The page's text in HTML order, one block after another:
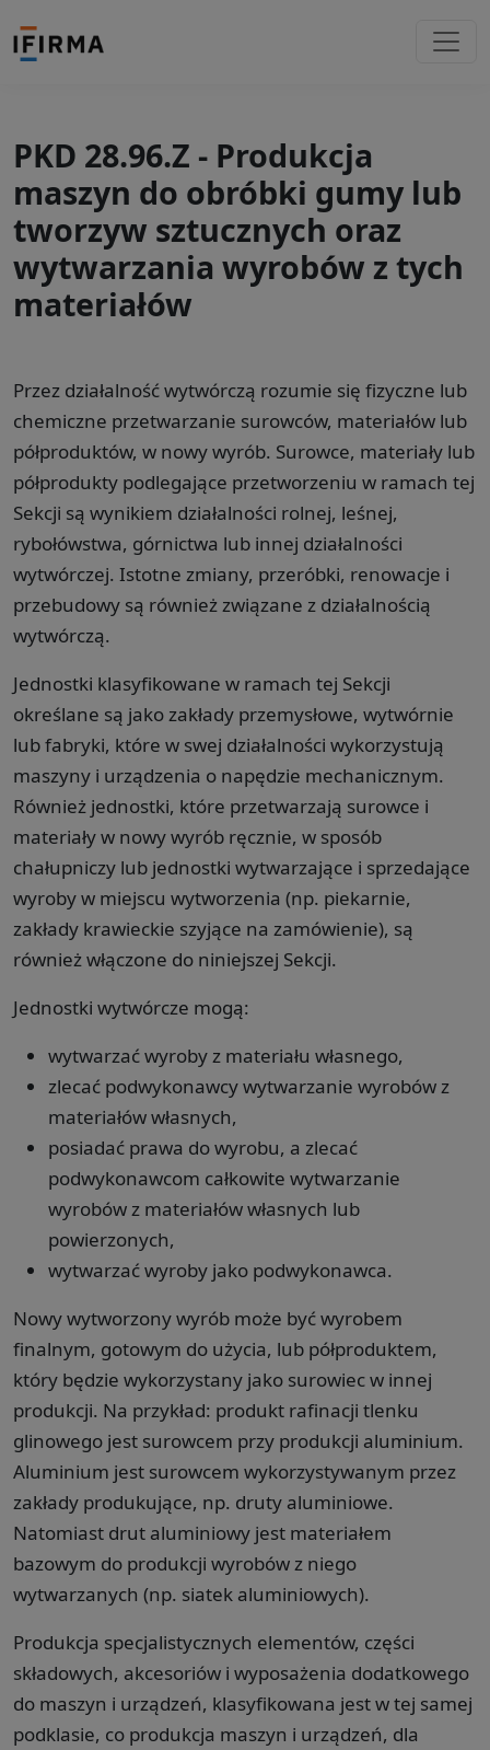
PKD 28.96.Z - Produkcja
maszyn do obróbki gumy lub
tworzyw sztucznych oraz
wytwarzania wyrobów z tych
materiałów
Przez działalność wytwórczą rozumie się fizyczne lub
chemiczne przetwarzanie surowców, materiałów lub
półproduktów, w nowy wyrób. Surowce, materiały lub
półprodukty podlegające przetworzeniu w ramach tej
Sekcji są wynikiem działalności rolnej, leśnej,
rybołówstwa, górnictwa lub innej działalności
wytwórczej. Istotne zmiany, przeróbki, renowacje i
przebudowy są również związane z działalnością
wytwórczą.
Jednostki klasyfikowane w ramach tej Sekcji
określane są jako zakłady przemysłowe, wytwórnie
lub fabryki, które w swej działalności wykorzystują
maszyny i urządzenia o napędzie mechanicznym.
Również jednostki, które przetwarzają surowce i
materiały w nowy wyrób ręcznie, w sposób
chałupniczy lub jednostki wytwarzające i sprzedające
wyroby w miejscu wytworzenia (np. piekarnie,
zakłady krawieckie szyjące na zamówienie), są
również włączone do niniejszej Sekcji.
Jednostki wytwórcze mogą:
wytwarzać wyroby z materiału własnego,
zlecać podwykonawcy wytwarzanie wyrobów z
materiałów własnych,
posiadać prawa do wyrobu, a zlecać
podwykonawcom całkowite wytwarzanie
wyrobów z materiałów własnych lub
powierzonych,
wytwarzać wyroby jako podwykonawca.
Nowy wytworzony wyrób może być wyrobem
finalnym, gotowym do użycia, lub półproduktem,
który będzie wykorzystany jako surowiec w innej
produkcji. Na przykład: produkt rafinacji tlenku
glinowego jest surowcem przy produkcji aluminium.
Aluminium jest surowcem wykorzystywanym przez
zakłady produkujące, np. druty aluminiowe.
Natomiast drut aluminiowy jest materiałem
bazowym do produkcji wyrobów z niego
wytwarzanych (np. siatek aluminiowych).
Produkcja specjalistycznych elementów, części
składowych, akcesoriów i wyposażenia dodatkowego
do maszyn i urządzeń, klasyfikowana jest w tej samej
podklasie, co produkcja maszyn i urządzeń, dla